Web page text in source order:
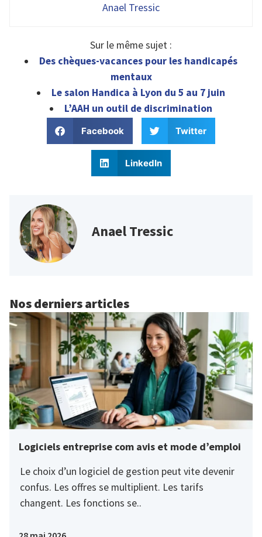
Anael Tressic
Sur le même sujet :
Des chèques-vacances pour les handicapés
mentaux
Le salon Handica à Lyon du 5 au 7 juin
L’AAH un outil de discrimination
Facebook Twitter
LinkedIn
Anael Tressic
Nos derniers articles
Logiciels entreprise com avis et mode d’emploi
Le choix d’un logiciel de gestion peut vite devenir
confus. Les offres se multiplient. Les tarifs
changent. Les fonctions se..